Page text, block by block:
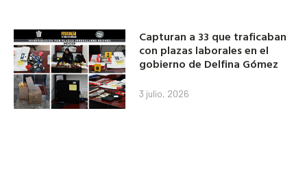
Capturan a 33 que traficaban
con plazas laborales en el
gobierno de Delfina Gómez
3 julio, 2026